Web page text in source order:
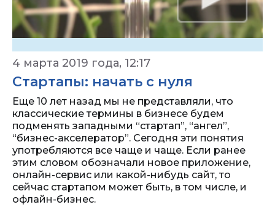
4 марта 2019 года, 12:17
Стартапы: начать с нуля
Еще 10 лет назад мы не представляли, что
классические термины в бизнесе будем
подменять западными “стартап”, “ангел”,
“бизнес-акселератор”. Сегодня эти понятия
употребляются все чаще и чаще. Если ранее
этим словом обозначали новое приложение,
онлайн-сервис или какой-нибудь сайт, то
сейчас стартапом может быть, в том числе, и
офлайн-бизнес.